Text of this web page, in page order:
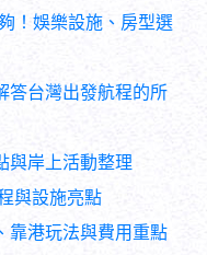
台灣出發航程的所
岸上活動整理
與設施亮點
港玩法與費用重點